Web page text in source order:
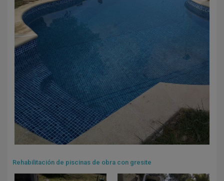
Rehabilitación de piscinas de obra con gresite